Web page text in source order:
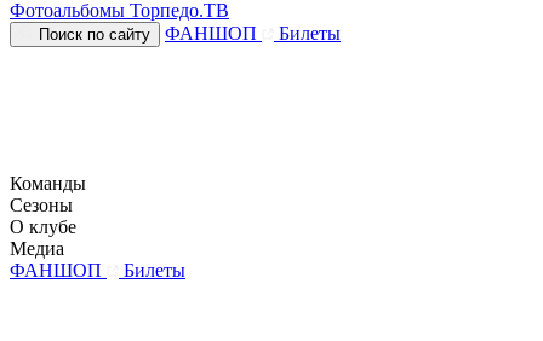
Фотоальбомы Торпедо.ТВ
Поиск по сайту ФАНШОП Билеты
Команды
Сезоны
О клубе
Медиа
ФАНШОП
Билеты